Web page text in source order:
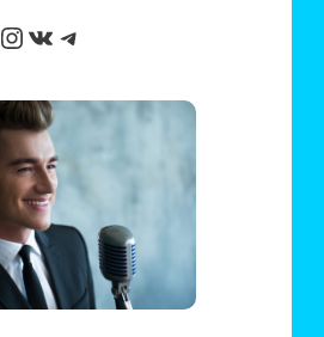
Instagram
ВКонтакте
Telegram